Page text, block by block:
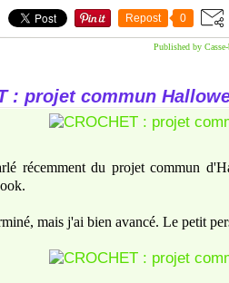
Repost 0
Published by Casse-
: projet commun
récemment du projet commun
mais j'ai bien avancé. Le petit